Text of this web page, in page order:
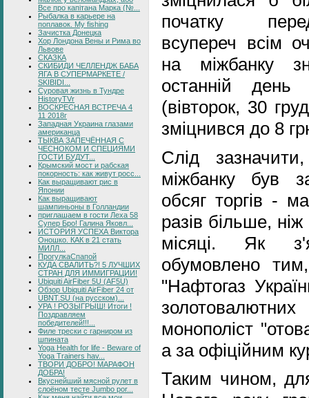
Все про капітана Марка (№...
Рыбалка в карьере на
поплавок. My fishing
Зачистка Донецка
Хор Лондона Вены и Рима во
Львове
СКАЗКА
СКИБИДИ ЧЕЛЛЕНДЖ БАБА
ЯГА В СУПЕРМАРКЕТЕ /
SKIBIDI...
Суровая жизнь в Тундре
HistoryTVr
ВОСКРЕСНАЯ ВСТРЕЧА 4
11 2018г
Западная Украина глазами
американца
ТЫКВА ЗАПЕЧЁННАЯ С
ЧЕСНОКОМ И СПЕЦИЯМИ
ГОСТИ БУДУТ...
Крымский мост и рабская
покорность: как живут росс...
Как выращивают рис в
Японии
Как выращивают
шампиньоны в Голландии
приглашаем в гости Леха 58
Супер Бро! Галина Яковл...
ИСТОРИЯ УСПЕХА Виктора
Оношко. КАК в 21 стать
МИЛЛ...
ПрогулкаСпапой
КУДА СВАЛИТЬ?! 5 ЛУЧШИХ
СТРАН ДЛЯ ИММИГРАЦИИ!
Ubiquiti AirFiber 5U (AF5U)
Обзор Ubiquiti AirFiber 24 от
UBNT.SU (на русском)...
УРА ! РОЗЫГРЫШ! Итоги !
Поздравляем
победителей!!!...
Филе трески с гарниром из
шпината
Yoga Health for life - Beware of
Yoga Trainers hav...
ТВОРИ ДОБРО! МАРАФОН
ДОБРА!
Вкуснейший мясной рулет в
слоёном тесте Jumbo por...
початку
всупереч всім
на міжбанку
останній день
(вівторок, 30
зміцнився до 8
Слід
міжбанку був
обсяг торгів -
разів більше,
місяці. Як
обумовлено
"Нафтогаз
монополіст
а за офіційним
Таким чином,